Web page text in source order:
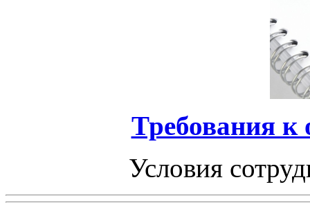
Требования к
Условия